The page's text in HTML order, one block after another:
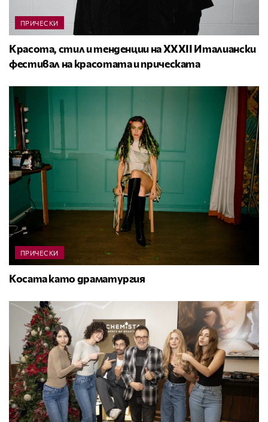
ПРИЧЕСКИ
Красота, стил и тенденции на XXXII Италиански
фестивал на красотата и прическата
ПРИЧЕСКИ
Косата като драматургия